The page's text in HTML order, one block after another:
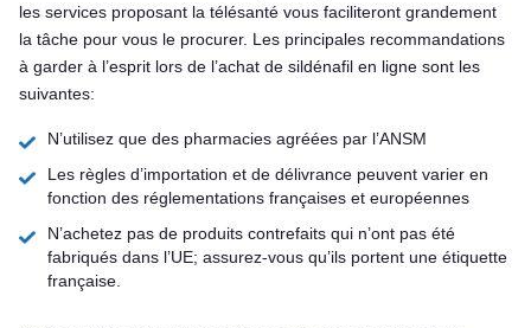
les services proposant la télésanté vous faciliteront grandement
la tâche pour vous le procurer. Les principales recommandations
à garder à l’esprit lors de l’achat de sildénafil en ligne sont les
suivantes:
N’utilisez que des pharmacies agréées par l’ANSM
Les règles d’importation et de délivrance peuvent varier en
fonction des réglementations françaises et européennes
N’achetez pas de produits contrefaits qui n’ont pas été
fabriqués dans l’UE; assurez-vous qu’ils portent une étiquette
française.